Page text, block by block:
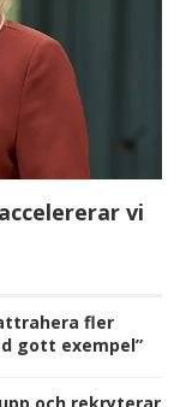
vi
fler
gott exempel”